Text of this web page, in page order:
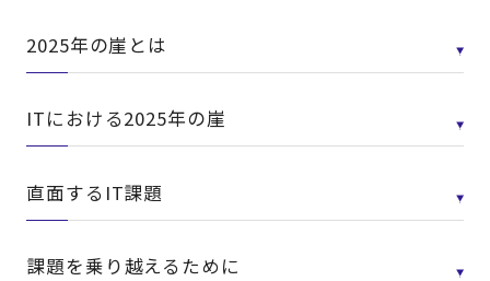
2025年の崖とは
ITにおける2025年の崖
直面するIT課題
課題を乗り越えるために